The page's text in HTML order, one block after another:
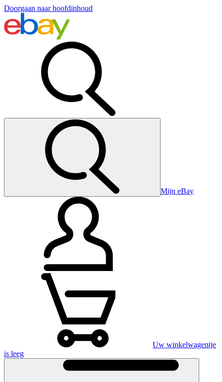
Doorgaan naar hoofdinhoud
Mijn eBay
Uw winkelwagentje
is leeg